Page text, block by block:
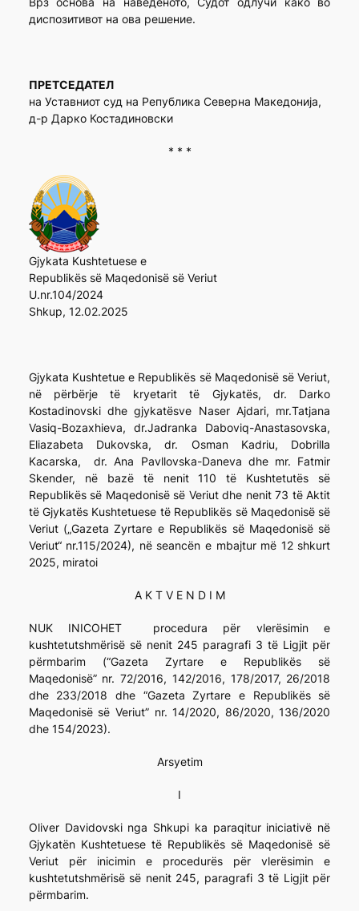
диспозитивот на ова решение.
ПРЕТСЕДАТЕЛ
на Уставниот суд на Република Северна Македонија,
д-р Дарко Костадиновски
* * *
Gjykata Kushtetuese e
Republikës së Maqedonisë së Veriut
U.nr.104/2024
Shkup, 12.02.2025
Gjykata Kushtetue e Republikës së Maqedonisë së Veriut,
në përbërje të kryetarit të Gjykatës, dr. Darko
Kostadinovski dhe gjykatësve Naser Ajdari, mr.Tatjana
Vasiq-Bozaxhieva, dr.Jadranka Daboviq-Anastasovska,
Eliazabeta Dukovska, dr. Osman Kadriu, Dobrilla
Kacarska, dr. Ana Pavllovska-Daneva dhe mr. Fatmir
Skender, në bazë të nenit 110 të Kushtetutës së
Republikës së Maqedonisë së Veriut dhe nenit 73 të Aktit
të Gjykatës Kushtetuese të Republikës së Maqedonisë së
Veriut („Gazeta Zyrtare e Republikës së Maqedonisë së
Veriut“ nr.115/2024), në seancën e mbajtur më 12 shkurt
2025, miratoi
A K T V E N D I M
NUK INICOHET procedura për vlerësimin e
kushtetutshmërisë së nenit 245 paragrafi 3 të Ligjit për
përmbarim (“Gazeta Zyrtare e Republikës së
Maqedonisë” nr. 72/2016, 142/2016, 178/2017, 26/2018
dhe 233/2018 dhe “Gazeta Zyrtare e Republikës së
Maqedonisë së Veriut” nr. 14/2020, 86/2020, 136/2020
dhe 154/2023).
Arsyetim
I
Oliver Davidovski nga Shkupi ka paraqitur iniciativë në
Gjykatën Kushtetuese të Republikës së Maqedonisë së
Veriut për inicimin e procedurës për vlerësimin e
kushtetutshmërisë së nenit 245, paragrafi 3 të Ligjit për
përmbarim.